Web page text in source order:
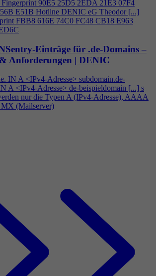
90E5 25D5 2EDA 21E3 07F4
E51B Hotline DENIC eG Theodor [...]
FBB8 616E 74C0 FC48 CB18 E963
Einträge für .de-Domains –
Anforderungen | DENIC
IN A <IPv4-Adresse> subdomain.de-
A <IPv4-Adresse> de-beispieldomain [...] s
nur die Typen A (IPv4-Adresse), AAAA
MX (Mailserver)